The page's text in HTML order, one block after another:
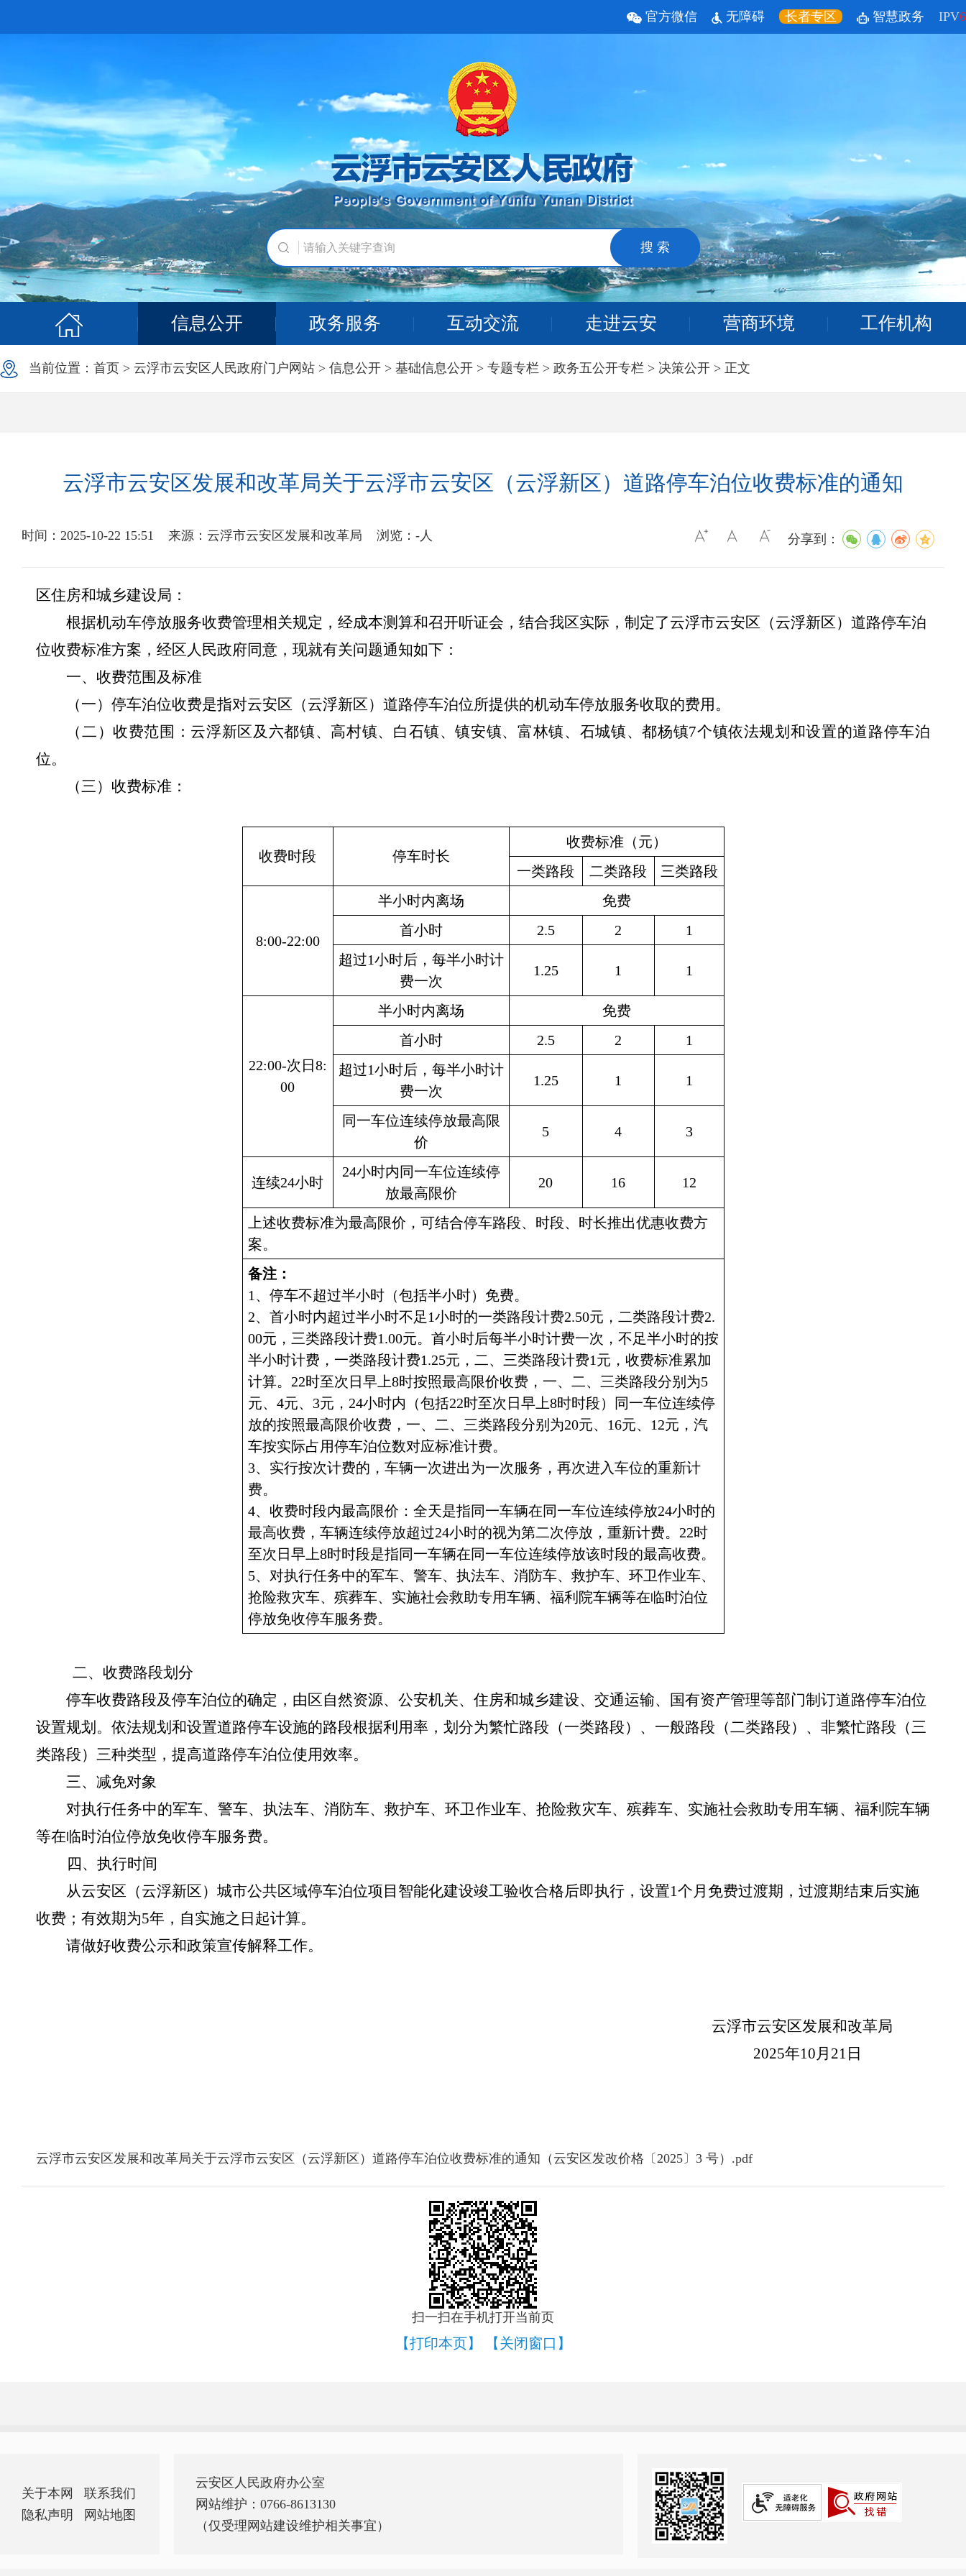
官方微信 无障碍 长者专区 智慧政务 IPV6
搜 索
信息公开 政务服务 互动交流 走进云安 营商环境 工作机构
当前位置： 首页 > 云浮市云安区人民政府门户网站 > 信息公开 > 基础信息公开 > 专题专栏 > 政务五公开专栏 > 决策公开 > 正文
云浮市云安区发展和改革局关于云浮市云安区（云浮新区）道路停车泊位收费标准的通知
时间：2025-10-22 15:51 来源：云浮市云安区发展和改革局 浏览： -人 分享到：
区住房和城乡建设局：
根据机动车停放服务收费管理相关规定，经成本测算和召开听证会，结合我区实际，制定了云浮市云安区（云浮新区）道路停车泊
位收费标准方案，经区人民政府同意，现就有关问题通知如下：
一、收费范围及标准
（一）停车泊位收费是指对云安区（云浮新区）道路停车泊位所提供的机动车停放服务收取的费用。
（二）收费范围：云浮新区及六都镇、高村镇、白石镇、镇安镇、富林镇、石城镇、都杨镇7个镇依法规划和设置的道路停车泊
位。
（三）收费标准：
收费时段 停车时长
收费标准（元）
一类路段
二类路段 三类路段
8:00-22:00
半小时内离场
免费
首小时
2.5 2
1
超过1小时后，每半小时计
费一次
1.25 1 1
22:00-次日8:
00
半小时内离场
免费
首小时
2.5 2
1
超过1小时后，每半小时计
费一次
1.25 1 1
同一车位连续停放最高限
价
5 4 3
连续24小时
24小时内同一车位连续停
放最高限价
20 16 12
上述收费标准为最高限价，可结合停车路段、时段、时长推出优惠收费方
案。
备注：
1、停车不超过半小时（包括半小时）免费。
2、首小时内超过半小时不足1小时的一类路段计费2.50元，二类路段计费2.
00元，三类路段计费1.00元。首小时后每半小时计费一次，不足半小时的按
半小时计费，一类路段计费1.25元，二、三类路段计费1元，收费标准累加
计算。22时至次日早上8时按照最高限价收费，一、二、三类路段分别为5
元、4元、3元，24小时内（包括22时至次日早上8时时段）同一车位连续停
放的按照最高限价收费，一、二、三类路段分别为20元、16元、12元，汽
车按实际占用停车泊位数对应标准计费。
3、实行按次计费的，车辆一次进出为一次服务，再次进入车位的重新计
费。
4、收费时段内最高限价：全天是指同一车辆在同一车位连续停放24小时的
最高收费，车辆连续停放超过24小时的视为第二次停放，重新计费。22时
至次日早上8时时段是指同一车辆在同一车位连续停放该时段的最高收费。
5、对执行任务中的军车、警车、执法车、消防车、救护车、环卫作业车、
抢险救灾车、殡葬车、实施社会救助专用车辆、福利院车辆等在临时泊位
停放免收停车服务费。
二、收费路段划分
停车收费路段及停车泊位的确定，由区自然资源、公安机关、住房和城乡建设、交通运输、国有资产管理等部门制订道路停车泊位
设置规划。依法规划和设置道路停车设施的路段根据利用率，划分为繁忙路段（一类路段）、一般路段（二类路段）、非繁忙路段（三
类路段）三种类型，提高道路停车泊位使用效率。
三、减免对象
对执行任务中的军车、警车、执法车、消防车、救护车、环卫作业车、抢险救灾车、殡葬车、实施社会救助专用车辆、福利院车辆
等在临时泊位停放免收停车服务费。
四、执行时间
从云安区（云浮新区）城市公共区域停车泊位项目智能化建设竣工验收合格后即执行，设置1个月免费过渡期，过渡期结束后实施
收费；有效期为5年，自实施之日起计算。
请做好收费公示和政策宣传解释工作。
云浮市云安区发展和改革局
2025年10月 21 日
云浮市云安区发展和改革局关于云浮市云安区（云浮新区）道路停车泊位收费标准的通知（云安区发改价格〔2025〕3 号）.pdf
扫一扫在手机打开当前页
【打印本页】 【关闭窗口】
关于本网
联系我们
隐私声明
网站地图
云安区人民政府办公室
网站维护：0766-8613130
（仅受理网站建设维护相关事宜）